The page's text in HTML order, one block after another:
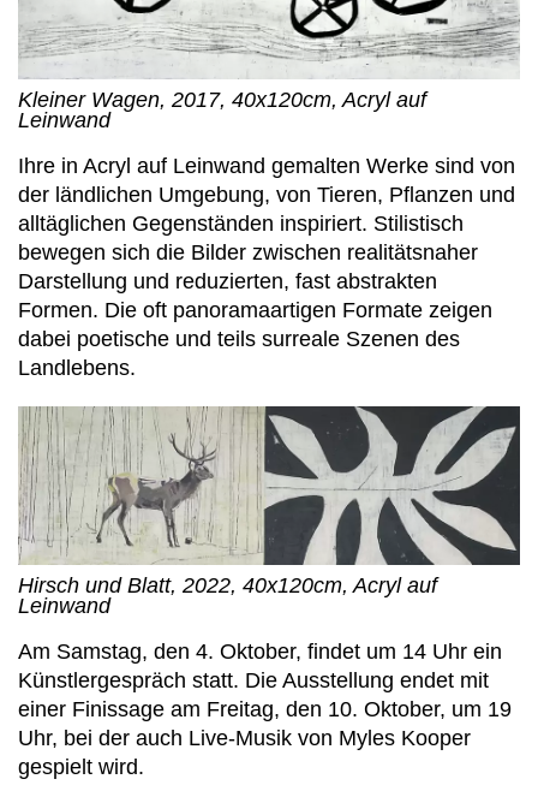
Kleiner Wagen, 2017, 40x120cm, Acryl auf
Leinwand
Ihre in Acryl auf Leinwand gemalten Werke sind von
der ländlichen Umgebung, von Tieren, Pflanzen und
alltäglichen Gegenständen inspiriert. Stilistisch
bewegen sich die Bilder zwischen realitätsnaher
Darstellung und reduzierten, fast abstrakten
Formen. Die oft panoramaartigen Formate zeigen
dabei poetische und teils surreale Szenen des
Landlebens.
Hirsch und Blatt, 2022, 40x120cm, Acryl auf
Leinwand
Am Samstag, den 4. Oktober, findet um 14 Uhr ein
Künstlergespräch statt. Die Ausstellung endet mit
einer Finissage am Freitag, den 10. Oktober, um 19
Uhr, bei der auch Live-Musik von Myles Kooper
gespielt wird.